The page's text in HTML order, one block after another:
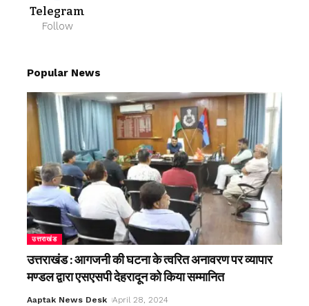
Telegram
Follow
Popular News
उत्तराखंड
उत्तराखंड : आगजनी की घटना के त्वरित अनावरण पर व्यापार
मण्डल द्वारा एसएसपी देहरादून को किया सम्मानित
Aaptak News Desk April 28, 2024